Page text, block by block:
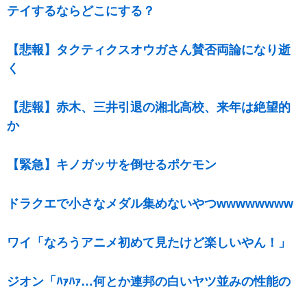
テイするならどこにする？
【悲報】タクティクスオウガさん賛否両論になり逝
く
【悲報】赤木、三井引退の湘北高校、来年は絶望的
か
【緊急】キノガッサを倒せるポケモン
ドラクエで小さなメダル集めないやつwwwwwwww
ワイ「なろうアニメ初めて見たけど楽しいやん！」
ジオン「ﾊｧﾊｧ…何とか連邦の白いヤツ並みの性能の